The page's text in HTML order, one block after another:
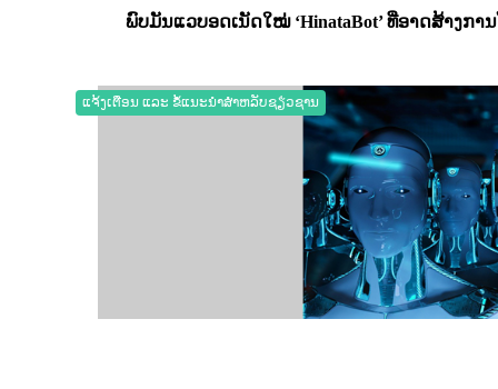
ພົບມັນແວບອດເນັດໃໝ່ ‘HinataBot’ ທີ່ອາດສ້າງກາ
ແຈ້ງເຕືອນ ແລະ ຂໍ້ແນະນຳສຳຫລັບຊຽ່ວຊານ